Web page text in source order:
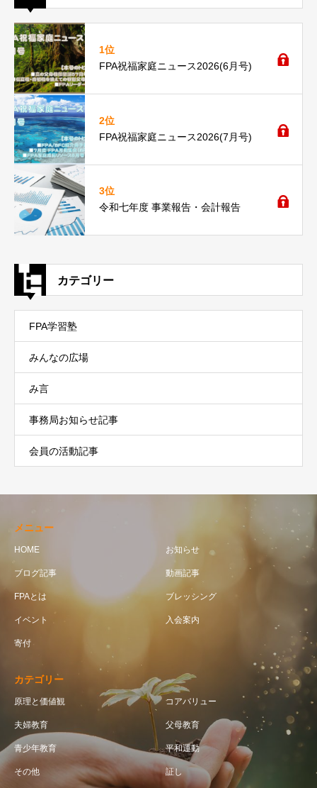
1位
FPA祝福家庭ニュース2026(6月号)
2位
FPA祝福家庭ニュース2026(7月号)
3位
令和七年度 事業報告・会計報告
カテゴリー
FPA学習塾
みんなの広場
み言
事務局お知らせ記事
会員の活動記事
メニュー
HOME お知らせ
ブログ記事 動画記事
FPAとは ブレッシング
イベント 入会案内
寄付
カテゴリー
原理と価値観 コアバリュー
夫婦教育 父母教育
青少年教育 平和運動
その他 証し